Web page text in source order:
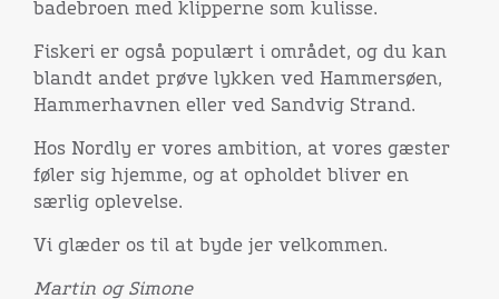
badebroen med klipperne som kulisse.
Fiskeri er også populært i området, og du kan
blandt andet prøve lykken ved Hammersøen,
Hammerhavnen eller ved Sandvig Strand.
Hos Nordly er vores ambition, at vores gæster
føler sig hjemme, og at opholdet bliver en
særlig oplevelse.
Vi glæder os til at byde jer velkommen.
Martin og Simone